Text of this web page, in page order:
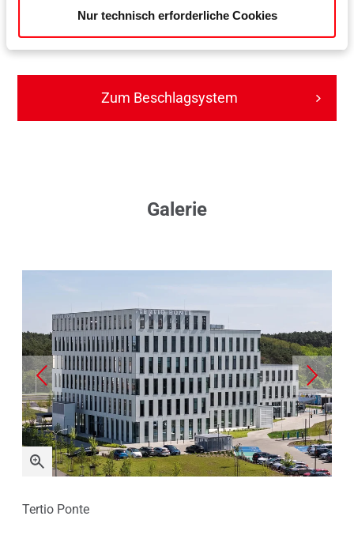
Nur technisch erforderliche Cookies
Aufsatzgetriebe Roto Line RAL 7016
Zum Beschlagsystem
Galerie
Tertio Ponte